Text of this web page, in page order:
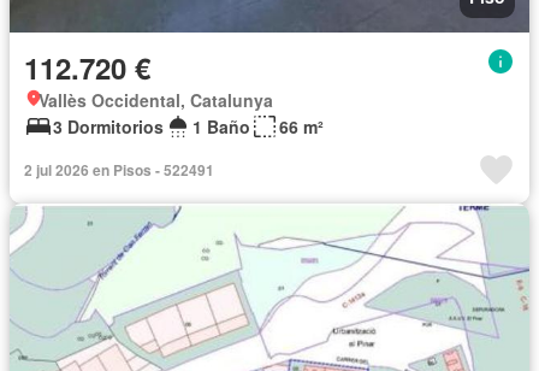
112.720 €
Vallès Occidental, Catalunya
3 Dormitorios
1 Baño 66 m²
2 jul 2026 en Pisos - 522491